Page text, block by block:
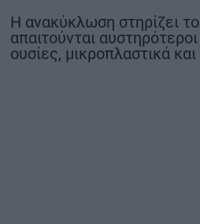
Η ανακύκλωση στηρίζει
απαιτούνται
ουσίες, μικροπλαστικά